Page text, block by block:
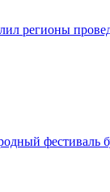
регионы
фестиваль